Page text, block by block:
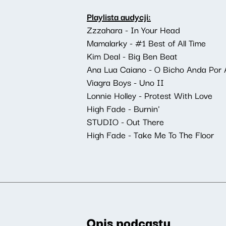
Playlista audycji:
Zzzahara - In Your Head
Mamalarky - #1 Best of All Time
Kim Deal - Big Ben Beat
Ana Lua Caiano - O Bicho Anda Por
Viagra Boys - Uno II
Lonnie Holley - Protest With Love
High Fade - Burnin'
STUDIO - Out There
High Fade - Take Me To The Floor
Opis podcastu